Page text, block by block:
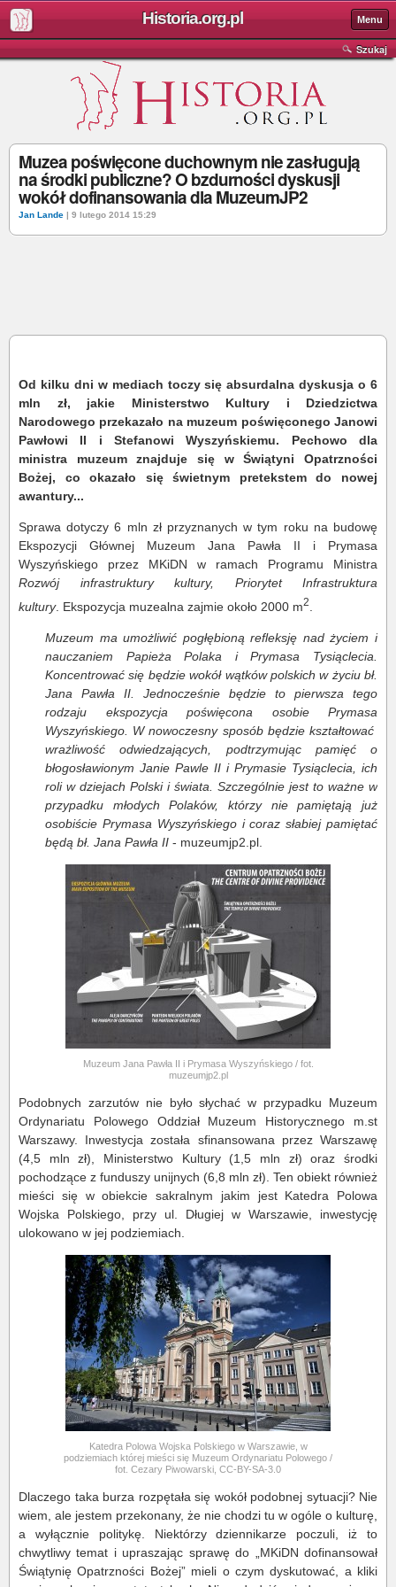
Historia.org.pl Menu
Szukaj
Muzea poświęcone duchownym nie zasługują
na środki publiczne? O bzdurności dyskusji
wokół dofinansowania dla MuzeumJP2
Jan Lande | 9 lutego 2014 15:29
Od kilku dni w mediach toczy się absurdalna dyskusja o 6
mln zł, jakie Ministerstwo Kultury i Dziedzictwa
Narodowego przekazało na muzeum poświęconego Janowi
Pawłowi II i Stefanowi Wyszyńskiemu. Pechowo dla
ministra muzeum znajduje się w Świątyni Opatrzności
Bożej, co okazało się świetnym pretekstem do nowej
awantury...
Sprawa dotyczy 6 mln zł przyznanych w tym roku na budowę
Ekspozycji Głównej Muzeum Jana Pawła II i Prymasa
Wyszyńskiego przez MKiDN w ramach Programu Ministra
Rozwój infrastruktury kultury, Priorytet Infrastruktura
kultury. Ekspozycja muzealna zajmie około 2000 m2
Muzeum ma umożliwić pogłębioną refleksję nad życiem i
nauczaniem Papieża Polaka i Prymasa Tysiąclecia.
Koncentrować się będzie wokół wątków polskich w życiu bł.
Jana Pawła II. Jednocześnie będzie to pierwsza tego
rodzaju ekspozycja poświęcona osobie Prymasa
Wyszyńskiego. W nowoczesny sposób będzie kształtować
wrażliwość odwiedzających, podtrzymując pamięć o
błogosławionym Janie Pawle II i Prymasie Tysiąclecia, ich
roli w dziejach Polski i świata. Szczególnie jest to ważne w
przypadku młodych Polaków, którzy nie pamiętają już
osobiście Prymasa Wyszyńskiego i coraz słabiej pamiętać
będą bł. Jana Pawła II - muzeumjp2.pl.
Muzeum Jana Pawła II i Prymasa Wyszyńskiego / fot.
muzeumjp2.pl
Podobnych zarzutów nie było słychać w przypadku Muzeum
Ordynariatu Polowego Oddział Muzeum Historycznego m.st
Warszawy. Inwestycja została sfinansowana przez Warszawę
(4,5 mln zł), Ministerstwo Kultury (1,5 mln zł) oraz środki
pochodzące z funduszy unijnych (6,8 mln zł). Ten obiekt również
mieści się w obiekcie sakralnym jakim jest Katedra Polowa
Wojska Polskiego, przy ul. Długiej w Warszawie, inwestycję
ulokowano w jej podziemiach.
Katedra Polowa Wojska Polskiego w Warszawie, w
podziemiach której mieści się Muzeum Ordynariatu Polowego /
fot. Cezary Piwowarski, CC-BY-SA-3.0
Dlaczego taka burza rozpętała się wokół podobnej sytuacji? Nie
wiem, ale jestem przekonany, że nie chodzi tu w ogóle o kulturę,
a wyłącznie politykę. Niektórzy dziennikarze poczuli, iż to
chwytliwy temat i upraszając sprawę do „MKiDN dofinansował
Świątynię Opatrzności Bożej” mieli o czym dyskutować, a kliki